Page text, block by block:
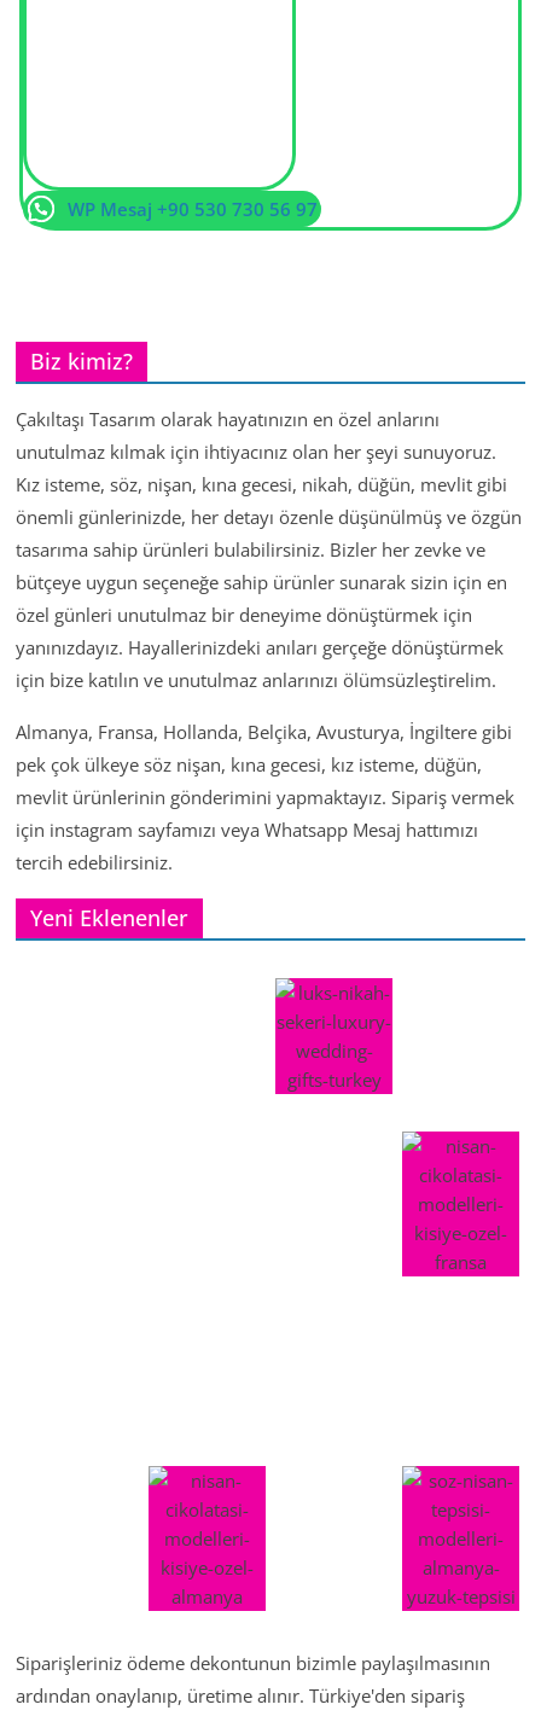
WP Mesaj +90 530 730 56 97
Biz kimiz?
Çakıltaşı Tasarım olarak hayatınızın en özel anlarını
unutulmaz kılmak için ihtiyacınız olan her şeyi sunuyoruz.
Kız isteme, söz, nişan, kına gecesi, nikah, düğün, mevlit gibi
önemli günlerinizde, her detayı özenle düşünülmüş ve özgün
tasarıma sahip ürünleri bulabilirsiniz. Bizler her zevke ve
bütçeye uygun seçeneğe sahip ürünler sunarak sizin için en
özel günleri unutulmaz bir deneyime dönüştürmek için
yanınızdayız. Hayallerinizdeki anıları gerçeğe dönüştürmek
için bize katılın ve unutulmaz anlarınızı ölümsüzleştirelim.
Almanya, Fransa, Hollanda, Belçika, Avusturya, İngiltere gibi
pek çok ülkeye söz nişan, kına gecesi, kız isteme, düğün,
mevlit ürünlerinin gönderimini yapmaktayız. Sipariş vermek
için instagram sayfamızı veya Whatsapp Mesaj hattımızı
tercih edebilirsiniz.
Yeni Eklenenler
Siparişleriniz ödeme dekontunun bizimle paylaşılmasının
ardından onaylanıp, üretime alınır. Türkiye'den sipariş